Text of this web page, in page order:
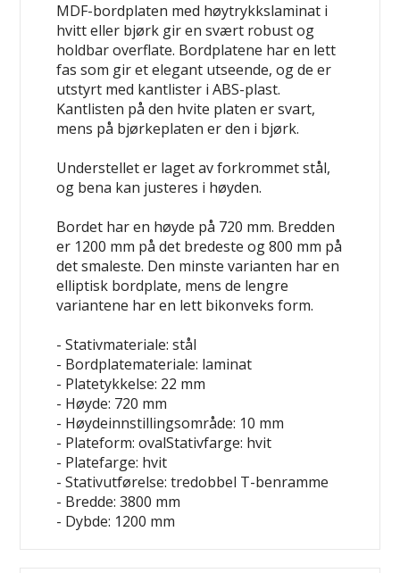
MDF-bordplaten med høytrykkslaminat i
hvitt eller bjørk gir en svært robust og
holdbar overflate. Bordplatene har en lett
fas som gir et elegant utseende, og de er
utstyrt med kantlister i ABS-plast.
Kantlisten på den hvite platen er svart,
mens på bjørkeplaten er den i bjørk.
Understellet er laget av forkrommet stål,
og bena kan justeres i høyden.
Bordet har en høyde på 720 mm. Bredden
er 1200 mm på det bredeste og 800 mm på
det smaleste. Den minste varianten har en
elliptisk bordplate, mens de lengre
variantene har en lett bikonveks form.
- Stativmateriale: stål
- Bordplatemateriale: laminat
- Platetykkelse: 22 mm
- Høyde: 720 mm
- Høydeinnstillingsområde: 10 mm
- Plateform: ovalStativfarge: hvit
- Platefarge: hvit
- Stativutførelse: tredobbel T-benramme
- Bredde: 3800 mm
- Dybde: 1200 mm